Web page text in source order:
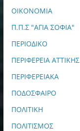
ΟΙΚΟΝΟΜΙΑ
Π.Π.Σ "ΑΓΙΑ ΣΟΦΙΑ"
ΠΕΡΙΟΔΙΚΟ
ΠΕΡΙΦΕΡΕΙΑ ΑΤΤΙΚΗΣ
ΠΕΡΙΦΕΡΕΙΑΚΑ
ΠΟΔΟΣΦΑΙΡΟ
ΠΟΛΙΤΙΚΗ
ΠΟΛΙΤΙΣΜΟΣ